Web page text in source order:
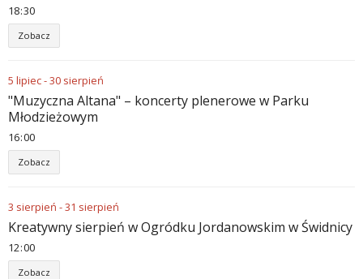
18 30
Zobacz
5 lipiec-30 sierpień
"Muzyczna Altana" – koncerty plenerowe w Parku
Młodzieżowym
16 00
Zobacz
3 sierpień -31 sierpień
Kreatywny sierpień w Ogródku Jordanowskim w Świdnicy
12 00
Zobacz